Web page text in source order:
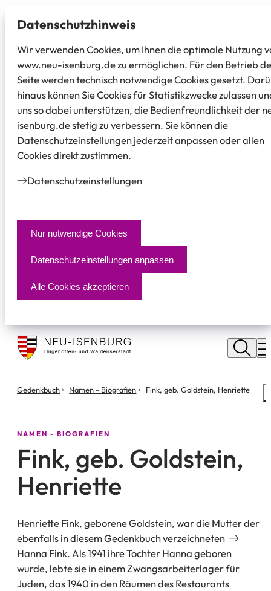
Datenschutz­hinweis
Wir verwenden Cookies, um Ihnen die optimale Nutzung
www.neu-isenburg.de zu ermöglichen. Für den Betrieb
Seite werden technisch notwendige Cookies gesetzt.
hinaus können Sie Cookies für Statistikzwecke zulassen
uns so dabei unterstützen, die Bedienfreundlichkeit der
isenburg.de stetig zu verbessern. Sie können die
Datenschutzeinstellungen jederzeit anpassen oder allen
Cookies direkt zustimmen.
Datenschutz­einstellungen
Nur notwendige Cookies
Datenschutzeinstellungen anpassen
Alle Cookies akzeptieren
Stadt
Neu
Isenburg
SieGedenkbuch Namen - Biografien Fink, geb. Goldstein, Henriette
NAMEN - BIOGRAFIEN
Fink, geb. Goldstein,
Henriette
Henriette Fink, geborene Goldstein, war die Mutter der
ebenfalls in diesem Gedenkbuch verzeichneten
Hanna Fink. Als 1941 ihre Tochter Hanna geboren
wurde, lebte sie in einem Zwangsarbeiterlager für
Juden, das 1940 in den Räumen des Restaurants